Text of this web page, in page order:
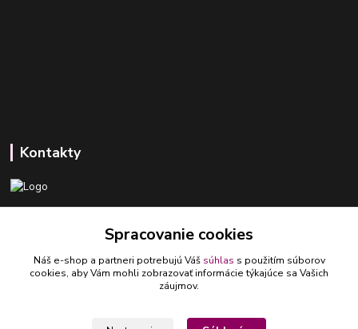
Kontakty
ledlumar@ledlumar.sk
Spracovanie cookies
Náš e-shop a partneri potrebujú Váš súhlas s použitím súborov
cookies, aby Vám mohli zobrazovať informácie týkajúce sa Vašich
záujmov.